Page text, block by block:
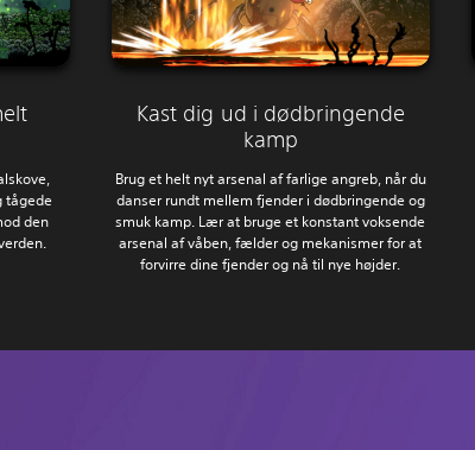
tågede
den
Kast dig ud i dødbringende
kamp
Brug et helt nyt arsenal af farlige angreb, når du
danser rundt mellem fjender i dødbringende og
smuk kamp. Lær at bruge et konstant voksende
arsenal af våben, fælder og mekanismer for at
forvirre dine fjender og nå til nye højder.